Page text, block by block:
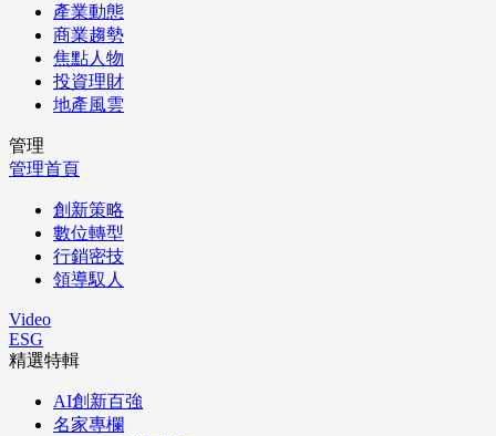
產業動態
商業趨勢
焦點人物
投資理財
地產風雲
管理
管理首頁
創新策略
數位轉型
行銷密技
領導馭人
Video
ESG
精選特輯
AI創新百強
名家專欄